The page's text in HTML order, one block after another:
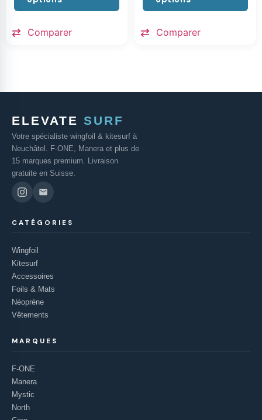
Comparer Comparer
ELEVATE SURF
Votre spécialiste wingfoil & kitesurf à
Neuchâtel. F-ONE, Manera et plus de
15 marques premium. Livraison
gratuite en Suisse.
CATÉGORIES
Wingfoil
Kitesurf
Accessoires
Foils & Mats
Néoprène
Vêtements
MARQUES
F-ONE
Manera
Mystic
North